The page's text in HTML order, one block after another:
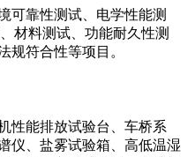
可靠性测试、电学性能测
材料测试、功能耐久性测
规符合性等项目。
性能排放试验台、车桥系
仪、盐雾试验箱、高低温湿